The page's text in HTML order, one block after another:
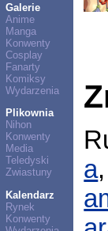
Galerie
Anime
Manga
Konwenty
Cosplay
Fanarty
Komiksy
Wydarzenia
Plikownia
Nihon
Konwenty
Media
Teledyski
Zwiastuny
Kalendarz
Rynek
Konwenty
a